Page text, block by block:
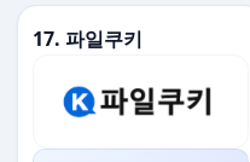
17. 파일쿠키